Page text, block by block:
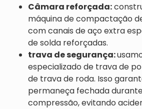
Câmara reforçada:
máquina de compactação
com canais de aço extra
de solda reforçadas.
trava de segurança:
especializado de trava de
de trava de roda. Isso
permaneça fechada
compressão, evitando